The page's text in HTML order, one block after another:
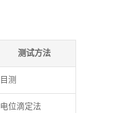
测试方法
目测
电位滴定法